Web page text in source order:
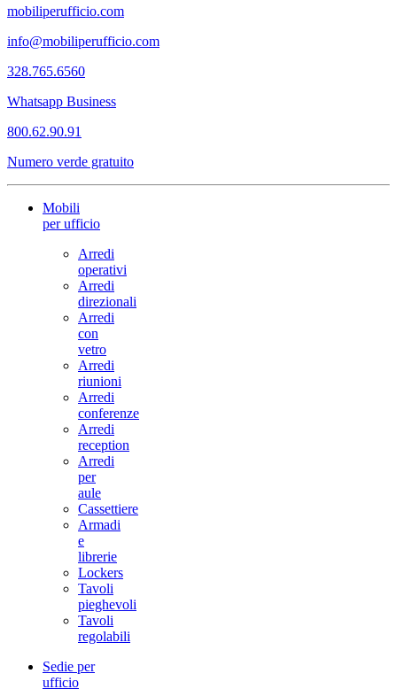
mobiliperufficio.com
info@mobiliperufficio.com
328.765.6560
Whatsapp Business
800.62.90.91
Numero verde gratuito
Mobili
per ufficio
Arredi
operativi
Arredi
direzionali
Arredi
con
vetro
Arredi
riunioni
Arredi
conferenze
Arredi
reception
Arredi
per
aule
Cassettiere
Armadi
e
librerie
Lockers
Tavoli
pieghevoli
Tavoli
regolabili
Sedie per
ufficio